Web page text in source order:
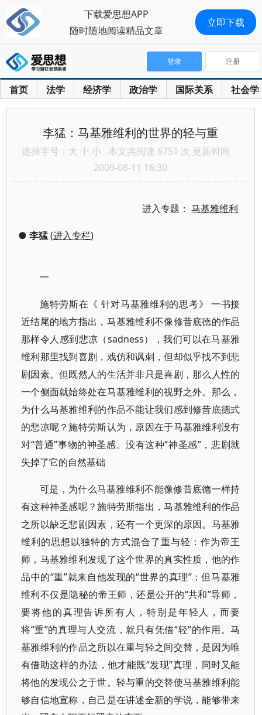
首页 法学 经济学 政治学 国际关系 社会学
登录 注册
李猛：马基雅维利的世界的轻与重
选择字号： 大 中 小 本文共阅读 6751 次 更新时间：
2009-08-11 16:30
进入专题：马基雅维利
● 李猛(进入专栏)
一
施特劳斯在《 针对马基雅维利的思考》 一书接
近结尾的地方指出，马基雅维利不像修昔底德的作品
那样令人感到悲凉（sadness），我们可以在马基雅
维利那里找到喜剧，戏仿和讽刺，但却似乎找不到悲
剧因素。但既然人的生活并非只是喜剧，那么人性的
一个侧面就始终处在马基雅维利的视野之外。那么，
为什么马基雅维利的作品不能让我们感到修昔底德式
的悲凉呢？施特劳斯认为，原因在于马基雅维利没有
对“普通”事物的神圣感。没有这种“神圣感”，悲剧就
失掉了它的自然基础
可是，为什么马基雅维利不能像修昔底德一样持
有这种神圣感呢？施特劳斯指出，马基雅维利的作品
之所以缺乏悲剧因素，还有一个更深的原因。马基雅
维利的思想以独特的方式混合了重与轻：作为帝王
师，马基雅维利发现了这个世界的真实性质，他的作
品中的“重”就来自他发现的“世界的真理”；但马基雅
维利不仅是隐秘的帝王师，还是公开的“共和”导师，
要将他的真理告诉所有人，特别是年轻人，而要
将“重”的真理与人交流，就只有凭借“轻”的作用。马
基雅维利的作品之所以在重与轻之间交替，是因为唯
有借助这样的办法，他才能既“发现”真理，同时又能
将他的发现公之于世。轻与重的交替使马基雅维利能
够自信地宣称，自己是在讲述全新的学说，能够带来
下载爱思想APP
随时随地阅读精品文章
立即下载